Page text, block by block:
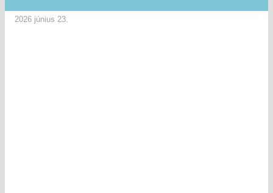
2026 június 23.